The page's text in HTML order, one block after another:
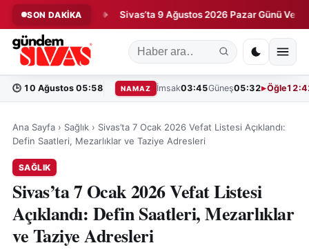
SON DAKİKA
Kaldırdı! ◆ Sivas’ta 9 Ağustos 2026 Pazar Günü Vefat
🕒 10 Ağustos 05:58 NAMAZ İmsak03:45Güneş05:32 Öğle
Ana Sayfa › Sağlık › Sivas’ta 7 Ocak 2026 Vefat Listesi Açıklandı:
Defin Saatleri, Mezarlıklar ve Taziye Adresleri
SAĞLIK
Sivas’ta 7 Ocak 2026 Vefat Listesi
Açıklandı: Defin Saatleri, Mezarlıklar
ve Taziye Adresleri